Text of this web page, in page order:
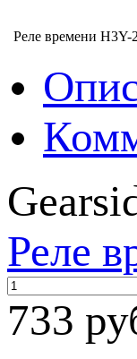
Реле времени H3Y-
Реле
733